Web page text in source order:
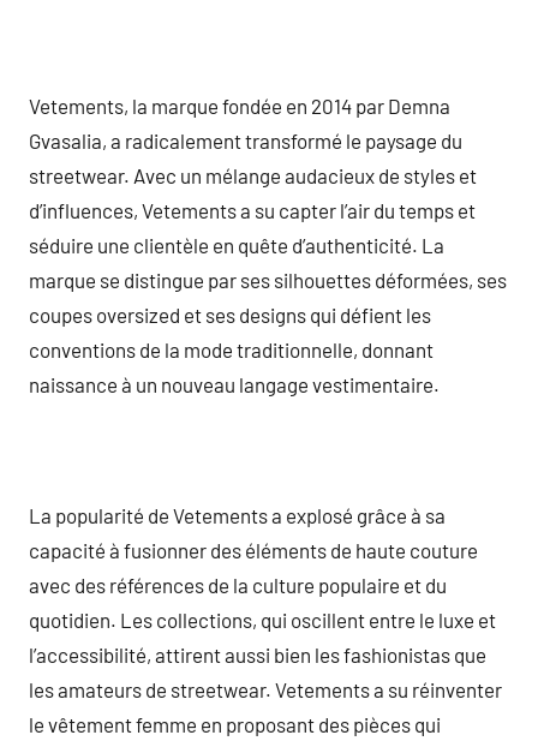
Vetements, la marque fondée en 2014 par Demna
Gvasalia, a radicalement transformé le paysage du
streetwear. Avec un mélange audacieux de styles et
d’influences, Vetements a su capter l’air du temps et
séduire une clientèle en quête d’authenticité. La
marque se distingue par ses silhouettes déformées, ses
coupes oversized et ses designs qui défient les
conventions de la mode traditionnelle, donnant
naissance à un nouveau langage vestimentaire.
La popularité de Vetements a explosé grâce à sa
capacité à fusionner des éléments de haute couture
avec des références de la culture populaire et du
quotidien. Les collections, qui oscillent entre le luxe et
l’accessibilité, attirent aussi bien les fashionistas que
les amateurs de streetwear. Vetements a su réinventer
le vêtement femme en proposant des pièces qui